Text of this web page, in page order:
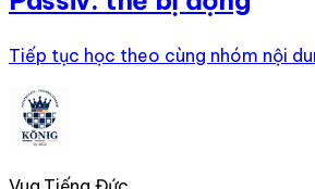
Tiếp tục học theo cùng nhóm nội